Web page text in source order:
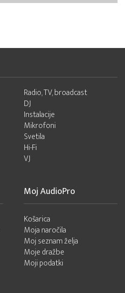
Radio, TV, broadcast
DJ
Instalacije
Mikrofoni
Svetila
Hi-Fi
VJ
Moj AudioPro
Košarica
Moja naročila
Moj seznam želja
Moje dražbe
Moji podatki